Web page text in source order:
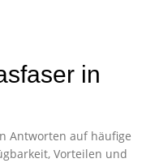
in
Antworten auf häufige
Vorteilen und